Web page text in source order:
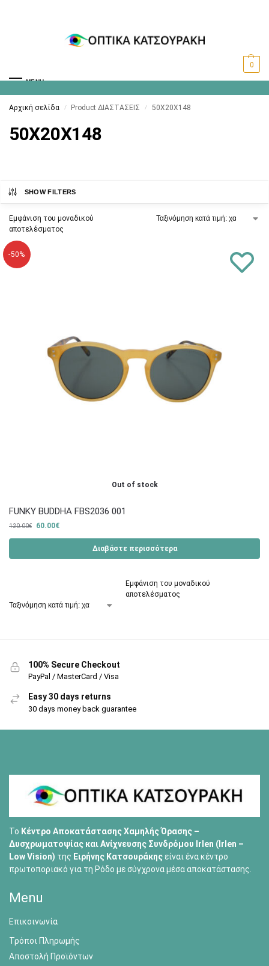
MENU
0
Αρχική σελίδα / Product ΔΙΑΣΤΑΣΕΙΣ / 50X20X148
50X20X148
SHOW FILTERS
Εμφάνιση του μοναδικού
αποτελέσματος
-50%
Out of stock
FUNKY BUDDHA FBS2036 001
120.00€ 60.00€
Διαβάστε περισσότερα
Εμφάνιση του μοναδικού
αποτελέσματος
100% Secure Checkout
PayPal / MasterCard / Visa
Easy 30 days returns
30 days money back guarantee
Το Κέντρο Αποκατάστασης Χαμηλής Όρασης –
Δυσχρωματοψίας και Ανίχνευσης Συνδρόμου Irlen (Irlen –
Low Vision) της Ειρήνης Κατσουράκηςείναι ένα κέντρο
πρωτοποριακό για τη Ρόδο με σύγχρονα μέσα αποκατάστασης.
Menu
Επικοινωνία
Τρόποι Πληρωμής
Αποστολή Προϊόντων